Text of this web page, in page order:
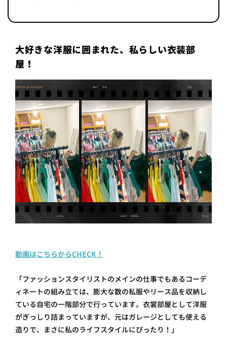
大好きな洋服に囲まれた、私らしい衣装部
屋！
動画はこちらからCHECK！
「ファッションスタイリストのメインの仕事でもあるコーデ
ィネートの組み立ては、膨大な数の私服やリース品を収納し
ている自宅の一階部分で行っています。衣裳部屋として洋服
がぎっしり詰まっていますが、元はガレージとしても使える
造りで、まさに私のライフスタイルにぴったり！」